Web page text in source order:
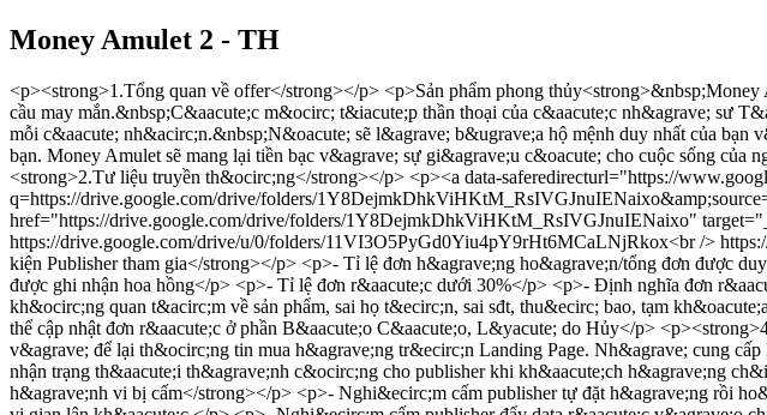
Money Amulet 2 - TH
<p><strong>1.Tổng quan về offer</strong></p> <p>Sản phẩm phong
cầu may mắn.&nbsp;C&aacute;c m&ocirc; t&iacute;p thần thoại của c&aacute;c nh&agrave; sư
mỗi c&aacute; nh&acirc;n.&nbsp;N&oacute; sẽ l&agrave; b&ugrave;a hộ mệnh duy nhất của
bạn. Money Amulet sẽ mang lại tiền bạc v&agrave; sự gi&agrave;u c&oacute; cho cuộc sống
<strong>2.Tư liệu truyền th&ocirc;ng</strong></p> <p><a data-saferedirecturl="https://
q=https://drive.google.com/drive/folders/
href="https://drive.google.com/drive/folders/1Y8DejmkDhkViHKtM_RsIVGJnuIENaixo"
https://drive.google.com/drive/u/0/folders/11VI3O5PyGd0Yiu4pY9rHt6MCaLNjRkox<br />
kiện Publisher tham gia</strong></p> <p>- Tỉ lệ đơn h&agrave;ng ho&agrave;n/tổng đơn được
được ghi nhận hoa hồng</p> <p>- Tỉ lệ đơn r&aacute;c dưới 30%</p> <p>- Định nghĩa đơn
kh&ocirc;ng quan t&acirc;m về sản phẩm, sai họ t&ecirc;n, sai sđt, thu&ecirc; bao, tạm
thể cập nhật đơn r&aacute;c ở phần B&aacute;o C&aacute;o, L&yacute; do Hủy</p>
v&agrave; để lại th&ocirc;ng tin mua h&agrave;ng tr&ecirc;n Landing Page. Nh&agrave; cung
nhận trạng th&aacute;i th&agrave;nh c&ocirc;ng cho publisher khi kh&aacute;ch h&agrave;ng
h&agrave;nh vi bị cấm</strong></p> <p>- Nghi&ecirc;m cấm publisher tự đặt h&agrave;ng rồi